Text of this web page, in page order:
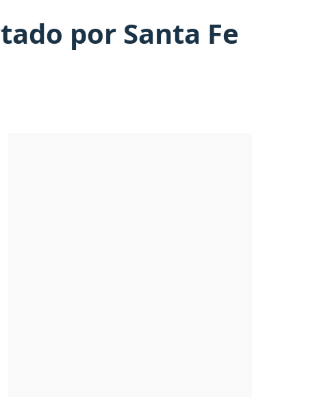
por Santa Fe